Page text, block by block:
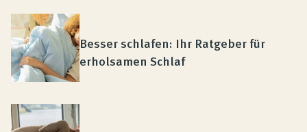
Besser schlafen: Ihr Ratgeber für
erholsamen Schlaf